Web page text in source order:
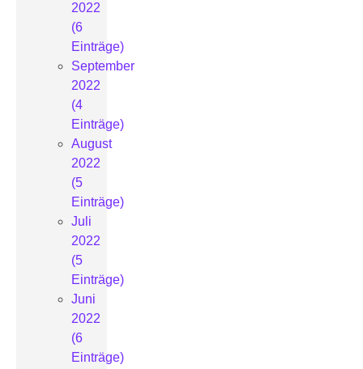
2022
(6
Einträge)
September
2022
(4
Einträge)
August
2022
(5
Einträge)
Juli
2022
(5
Einträge)
Juni
2022
(6
Einträge)